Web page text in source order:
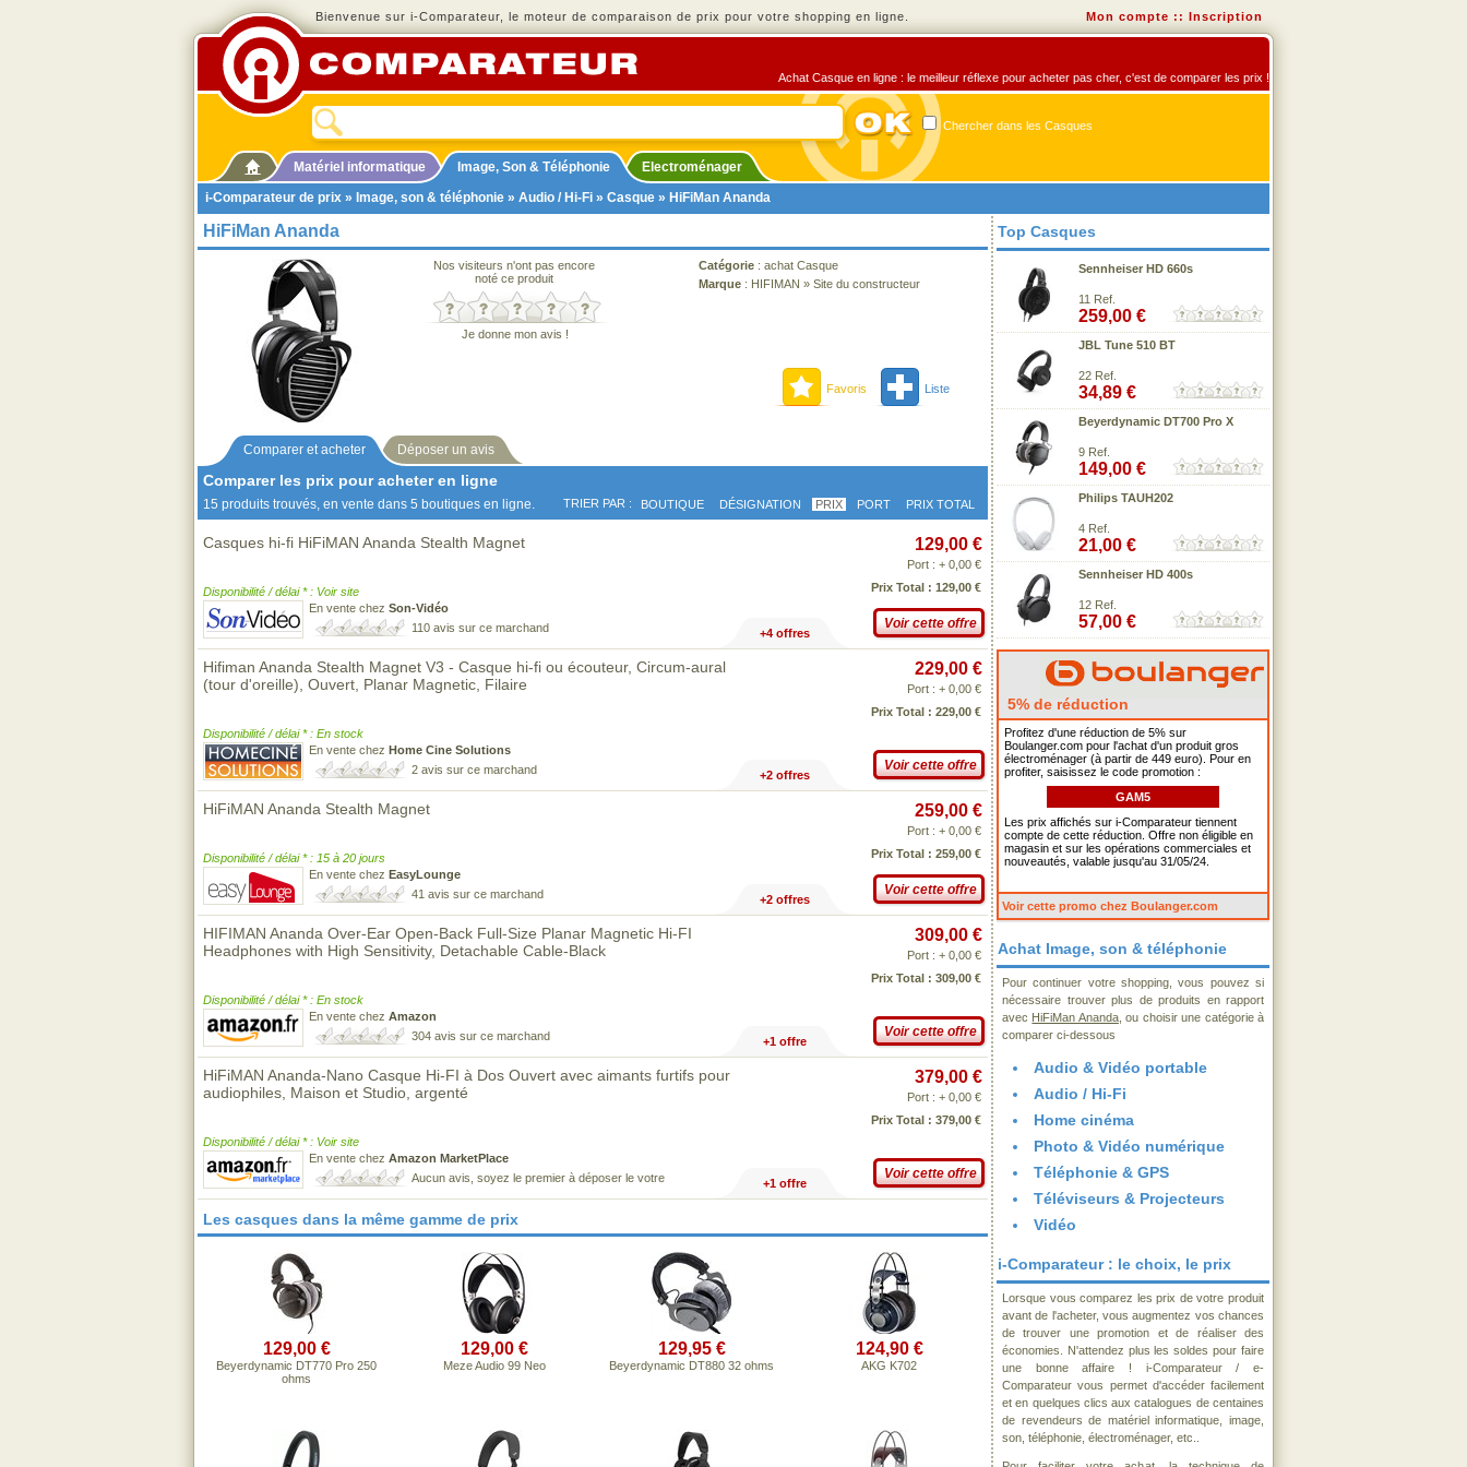
Bienvenue sur i-Comparateur, le moteur de comparaison de prix pour votre shopping en ligne. Mon compte :: Inscription
Achat Casque en ligne : le meilleur réflexe pour acheter pas cher, c'est de comparer les prix !
Chercher dans les Casques
Matériel informatique Image, Son & Téléphonie
Electroménager
i-Comparateur de prix » Image, son & téléphonie » Audio / Hi-Fi » Casque » HiFiMan Ananda
HiFiMan Ananda
Nos visiteurs n'ont pas encore
noté ce produit
Je donne mon avis !
Catégorie : achat Casque
Marque : HIFIMAN » Site du constructeur
Favoris Liste
Comparer et acheter Déposer un avis
Comparer les prix pour acheter en ligne
15 produits trouvés, en vente dans 5 boutiques en ligne. TRIER PAR : BOUTIQUE DÉSIGNATION PRIX PORT PRIX TOTAL
Casques hi-fi HiFiMAN Ananda Stealth Magnet
Disponibilité / délai * : Voir site
En vente chez Son-Vidéo
110 avis sur ce marchand
129,00 €
Port : + 0,00 €
Prix Total : 129,00 €
Voir cette offre
+4 offres
Hifiman Ananda Stealth Magnet V3 - Casque hi-fi ou écouteur, Circum-aural
(tour d'oreille), Ouvert, Planar Magnetic, Filaire
Disponibilité / délai * : En stock
En vente chez Home Cine Solutions
2 avis sur ce marchand
229,00 €
Port : + 0,00 €
Prix Total : 229,00 €
Voir cette offre
+2 offres
HiFiMAN Ananda Stealth Magnet
Disponibilité / délai * : 15 à 20 jours
En vente chez EasyLounge
41 avis sur ce marchand
259,00 €
Port : + 0,00 €
Prix Total : 259,00 €
Voir cette offre
+2 offres
HIFIMAN Ananda Over-Ear Open-Back Full-Size Planar Magnetic Hi-FI
Headphones with High Sensitivity, Detachable Cable-Black
Disponibilité / délai * : En stock
En vente chez Amazon
304 avis sur ce marchand
309,00 €
Port : + 0,00 €
Prix Total : 309,00 €
Voir cette offre
+1 offre
HiFiMAN Ananda-Nano Casque Hi-FI à Dos Ouvert avec aimants furtifs pour
audiophiles, Maison et Studio, argenté
Disponibilité / délai * : Voir site
En vente chez Amazon MarketPlace
Aucun avis, soyez le premier à déposer le votre
379,00 €
Port : + 0,00 €
Prix Total : 379,00 €
Voir cette offre
+1 offre
Les casques dans la même gamme de prix
129,00 €
Beyerdynamic DT770 Pro 250
ohms
129,00 €
Meze Audio 99 Neo
129,95 €
Beyerdynamic DT880 32 ohms
124,90 €
AKG K702
Top Casques
Sennheiser HD 660s
11 Ref.
259,00 €
JBL Tune 510 BT
22 Ref.
34,89 €
Beyerdynamic DT700 Pro X
9 Ref.
149,00 €
Philips TAUH202
4 Ref.
21,00 €
Sennheiser HD 400s
12 Ref.
57,00 €
5% de réduction
Profitez d'une réduction de 5% sur
Boulanger.com pour l'achat d'un produit gros
électroménager (à partir de 449 euro). Pour en
profiter, saisissez le code promotion :
GAM5
Les prix affichés sur i-Comparateur tiennent
compte de cette réduction. Offre non éligible en
magasin et sur les opérations commerciales et
nouveautés, valable jusqu'au 31/05/24.
Voir cette promo chez Boulanger.com
Achat Image, son & téléphonie
Pour continuer votre shopping, vous pouvez si
nécessaire trouver plus de produits en rapport
avec HiFiMan Ananda, ou choisir une catégorie à
comparer ci-dessous
Audio & Vidéo portable
Audio / Hi-Fi
Home cinéma
Photo & Vidéo numérique
Téléphonie & GPS
Téléviseurs & Projecteurs
Vidéo
i-Comparateur : le choix, le prix
Lorsque vous comparez les prix de votre produit
avant de l'acheter, vous augmentez vos chances
de trouver une promotion et de réaliser des
économies. N'attendez plus les soldes pour faire
une bonne affaire ! i-Comparateur / e-
Comparateur vous permet d'accéder facilement
et en quelques clics aux catalogues de centaines
de revendeurs de matériel informatique, image,
son, téléphonie, électroménager, etc..